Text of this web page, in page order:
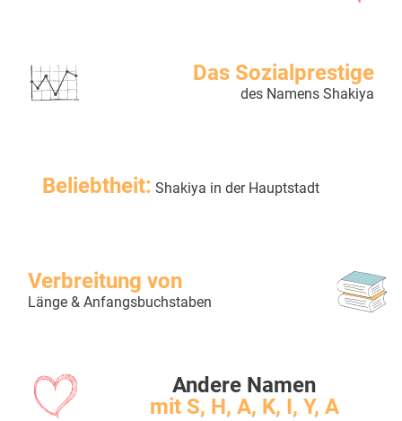
Das Sozialprestige
des Namens Shakiya
Beliebtheit: Shakiya in der Hauptstadt
Verbreitung von
Länge & Anfangsbuchstaben
Andere Namen
mit S, H, A, K, I, Y, A